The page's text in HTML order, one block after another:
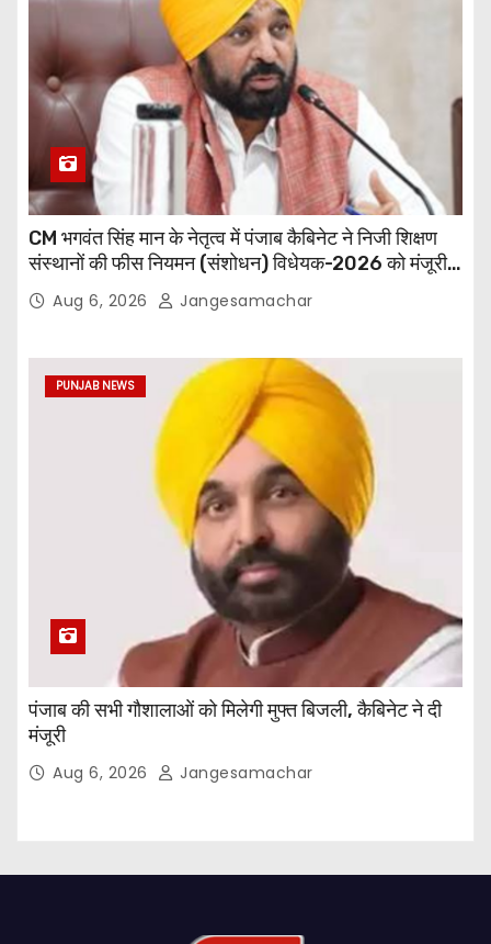
CM भगवंत सिंह मान के नेतृत्व में पंजाब कैबिनेट ने निजी शिक्षण
संस्थानों की फीस नियमन (संशोधन) विधेयक-2026 को मंजूरी
दी Aug 6, 2026 Jangesamachar
PUNJAB NEWS
पंजाब की सभी गौशालाओं को मिलेगी मुफ्त बिजली, कैबिनेट ने दी
मंजूरी
Aug 6, 2026 Jangesamachar